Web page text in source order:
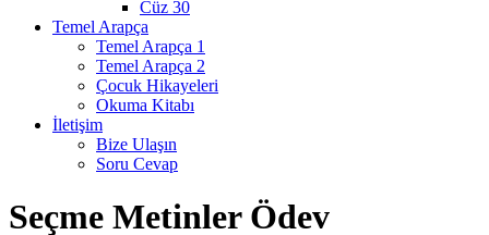
Cüz 30
Temel Arapça
Temel Arapça 1
Temel Arapça 2
Çocuk Hikayeleri
Okuma Kitabı
İletişim
Bize Ulaşın
Soru Cevap
Seçme Metinler Ödev